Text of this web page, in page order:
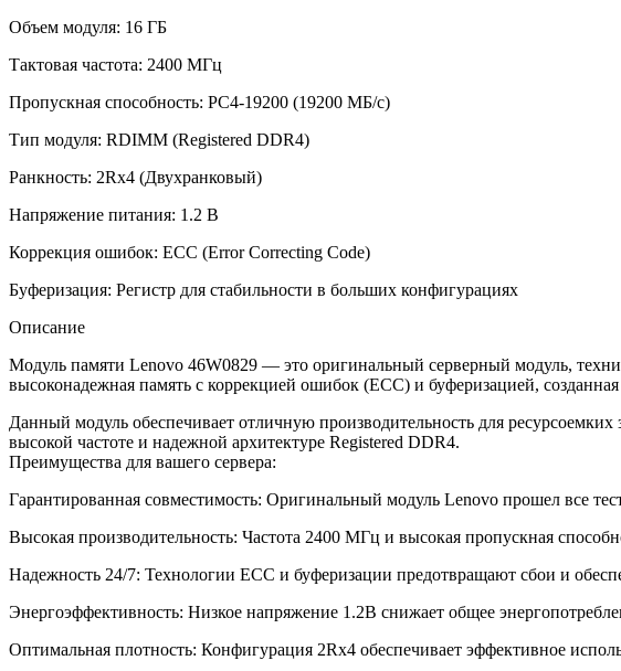
Объем модуля: 16 ГБ
Тактовая частота: 2400 МГц
Пропускная способность: PC4-19200 (19200 МБ/с)
Тип модуля: RDIMM (Registered DDR4)
Ранкность: 2Rx4 (Двухранковый)
Напряжение питания: 1.2 В
Коррекция ошибок: ECC (Error Correcting Code)
Буферизация: Регистр для стабильности в больших конфигурациях
Описание
Модуль памяти Lenovo 46W0829 — это оригинальный серверный модуль,
высоконадежная память с коррекцией ошибок (ECC) и буферизацией,
Данный модуль обеспечивает отличную производительность для
высокой частоте и надежной архитектуре Registered DDR4.
Преимущества для вашего сервера:
Гарантированная совместимость: Оригинальный модуль Lenovo прошел все
Высокая производительность: Частота 2400 МГц и высокая пропускная
Надежность 24/7: Технологии ECC и буферизации предотвращают сбои и
Энергоэффективность: Низкое напряжение 1.2В снижает общее
Оптимальная плотность: Конфигурация 2Rx4 обеспечивает эффективное